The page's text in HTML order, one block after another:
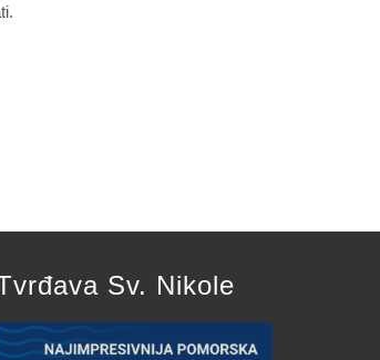
Sv. Nikole